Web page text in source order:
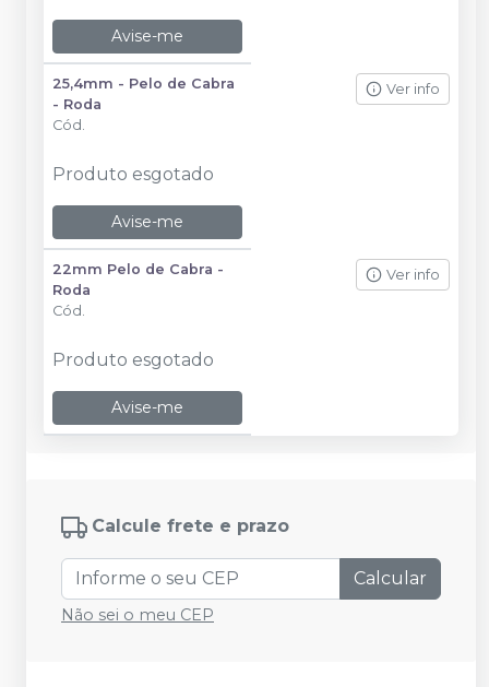
Avise-me
25,4mm - Pelo de Cabra
- Roda
Cód.
Ver info
Produto esgotado
Avise-me
22mm Pelo de Cabra -
Roda
Cód.
Ver info
Produto esgotado
Avise-me
Calcule frete e prazo
Calcular
Não sei o meu CEP